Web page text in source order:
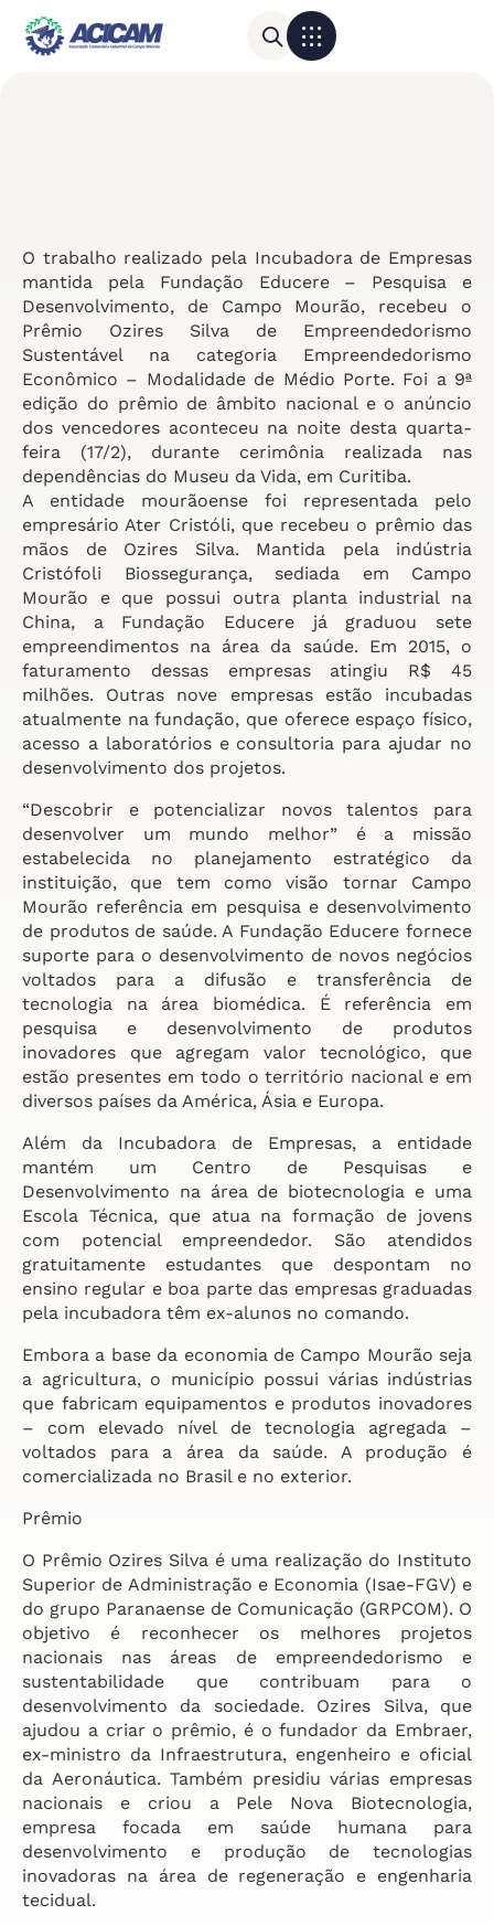
O trabalho realizado pela Incubadora de Empresas
mantida pela Fundação Educere – Pesquisa e
Desenvolvimento, de Campo Mourão, recebeu o
Prêmio Ozires Silva de Empreendedorismo
Sustentável na categoria Empreendedorismo
Econômico – Modalidade de Médio Porte. Foi a 9ª
edição do prêmio de âmbito nacional e o anúncio
dos vencedores aconteceu na noite desta quarta-
feira (17/2), durante cerimônia realizada nas
dependências do Museu da Vida, em Curitiba.
A entidade mourãoense foi representada pelo
empresário Ater Cristóli, que recebeu o prêmio das
mãos de Ozires Silva. Mantida pela indústria
Cristófoli Biossegurança, sediada em Campo
Mourão e que possui outra planta industrial na
China, a Fundação Educere já graduou sete
empreendimentos na área da saúde. Em 2015, o
faturamento dessas empresas atingiu R$ 45
milhões. Outras nove empresas estão incubadas
atualmente na fundação, que oferece espaço físico,
acesso a laboratórios e consultoria para ajudar no
desenvolvimento dos projetos.
“Descobrir e potencializar novos talentos para
desenvolver um mundo melhor” é a missão
estabelecida no planejamento estratégico da
instituição, que tem como visão tornar Campo
Mourão referência em pesquisa e desenvolvimento
de produtos de saúde. A Fundação Educere fornece
suporte para o desenvolvimento de novos negócios
voltados para a difusão e transferência de
tecnologia na área biomédica. É referência em
pesquisa e desenvolvimento de produtos
inovadores que agregam valor tecnológico, que
estão presentes em todo o território nacional e em
diversos países da América, Ásia e Europa.
Além da Incubadora de Empresas, a entidade
mantém um Centro de Pesquisas e
Desenvolvimento na área de biotecnologia e uma
Escola Técnica, que atua na formação de jovens
com potencial empreendedor. São atendidos
gratuitamente estudantes que despontam no
ensino regular e boa parte das empresas graduadas
pela incubadora têm ex-alunos no comando.
Embora a base da economia de Campo Mourão seja
a agricultura, o município possui várias indústrias
que fabricam equipamentos e produtos inovadores
– com elevado nível de tecnologia agregada –
voltados para a área da saúde. A produção é
comercializada no Brasil e no exterior.
Prêmio
O Prêmio Ozires Silva é uma realização do Instituto
Superior de Administração e Economia (Isae-FGV) e
do grupo Paranaense de Comunicação (GRPCOM). O
objetivo é reconhecer os melhores projetos
nacionais nas áreas de empreendedorismo e
sustentabilidade que contribuam para o
desenvolvimento da sociedade. Ozires Silva, que
ajudou a criar o prêmio, é o fundador da Embraer,
ex-ministro da Infraestrutura, engenheiro e oficial
da Aeronáutica. Também presidiu várias empresas
nacionais e criou a Pele Nova Biotecnologia,
empresa focada em saúde humana para
desenvolvimento e produção de tecnologias
inovadoras na área de regeneração e engenharia
tecidual.